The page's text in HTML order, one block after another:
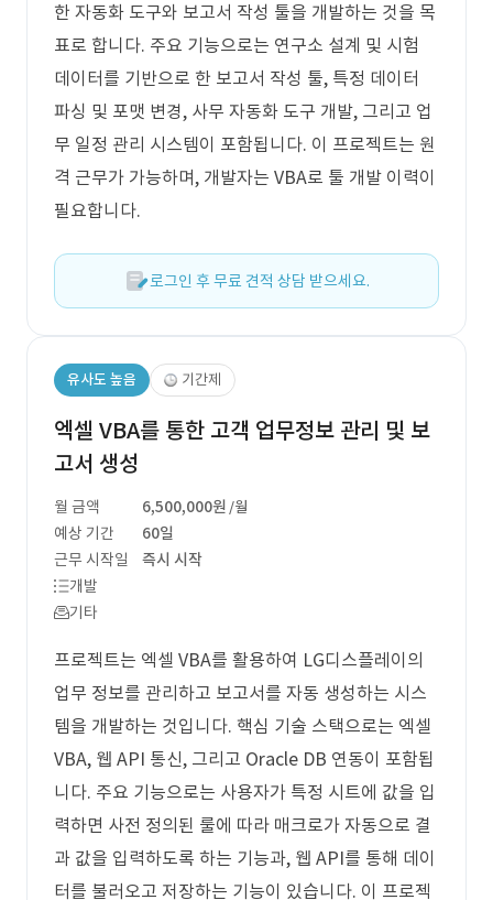
한 자동화 도구와 보고서 작성 툴을 개발하는 것을 목
표로 합니다. 주요 기능으로는 연구소 설계 및 시험
데이터를 기반으로 한 보고서 작성 툴, 특정 데이터
파싱 및 포맷 변경, 사무 자동화 도구 개발, 그리고 업
무 일정 관리 시스템이 포함됩니다. 이 프로젝트는 원
격 근무가 가능하며, 개발자는 VBA로 툴 개발 이력이
필요합니다.
로그인 후 무료 견적 상담 받으세요.
유사도 높음 기간제
엑셀 VBA를 통한 고객 업무정보 관리 및 보
고서 생성
월 금액 6,500,000원 /월
예상 기간
60일
근무 시작일
즉시 시작
개발
기타
프로젝트는 엑셀 VBA를 활용하여 LG디스플레이의
업무 정보를 관리하고 보고서를 자동 생성하는 시스
템을 개발하는 것입니다. 핵심 기술 스택으로는 엑셀
VBA, 웹 API 통신, 그리고 Oracle DB 연동이 포함됩
니다. 주요 기능으로는 사용자가 특정 시트에 값을 입
력하면 사전 정의된 룰에 따라 매크로가 자동으로 결
과 값을 입력하도록 하는 기능과, 웹 API를 통해 데이
터를 불러오고 저장하는 기능이 있습니다. 이 프로젝